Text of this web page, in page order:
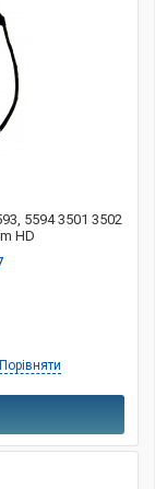
5594 3501 3502
HD
Порівняти